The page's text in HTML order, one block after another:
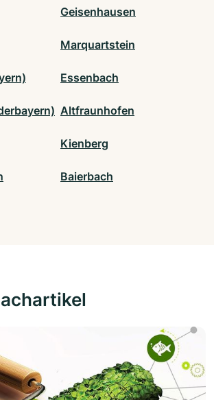
Geisenhausen
Marquartstein
Essenbach
Altfraunhofen
Kienberg
Baierbach